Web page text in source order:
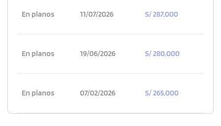
En planos 11/07/2026 S/ 287,000
En planos 19/06/2026 S/ 280,000
En planos 07/02/2026 S/ 265,000